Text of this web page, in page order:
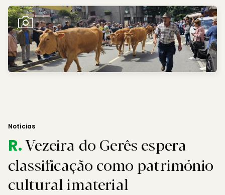
Notícias
R.Vezeira do Gerês espera
classificação como património
cultural imaterial